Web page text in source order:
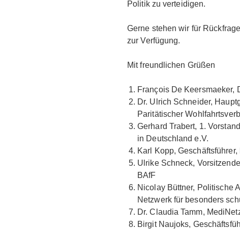
Politik zu verteidigen.
Gerne stehen wir für
zur Verfügung.
Mit freundlichen Grüßen
François De Keersmaeker,
Dr. Ulrich Schneider,
Paritätischer
Gerhard Trabert, 1.
in Deutschland e.V.
Karl Kopp, Geschäftsführer,
Ulrike Schneck,
BAfF
Nicolay Büttner, Politische
Netzwerk für besonders
Dr. Claudia Tamm,
Birgit Naujoks,